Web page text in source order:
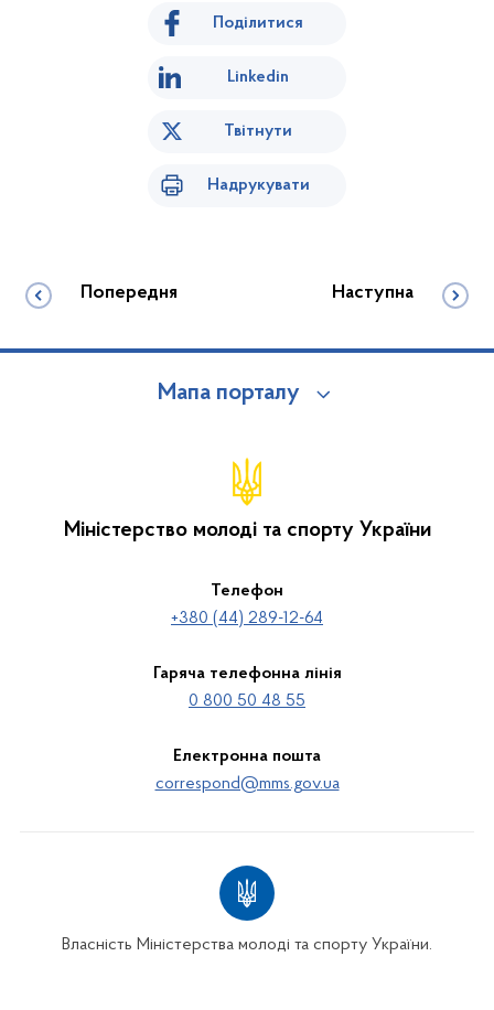
Поділитися
Linkedin
Твітнути
Надрукувати
Попередня Наступна
Мапа порталу
Міністерство молоді та спорту України
Телефон
+380 (44) 289-12-64
Гаряча телефонна лінія
0 800 50 48 55
Електронна пошта
correspond@mms.gov.ua
Власність Міністерства молоді та спорту України.